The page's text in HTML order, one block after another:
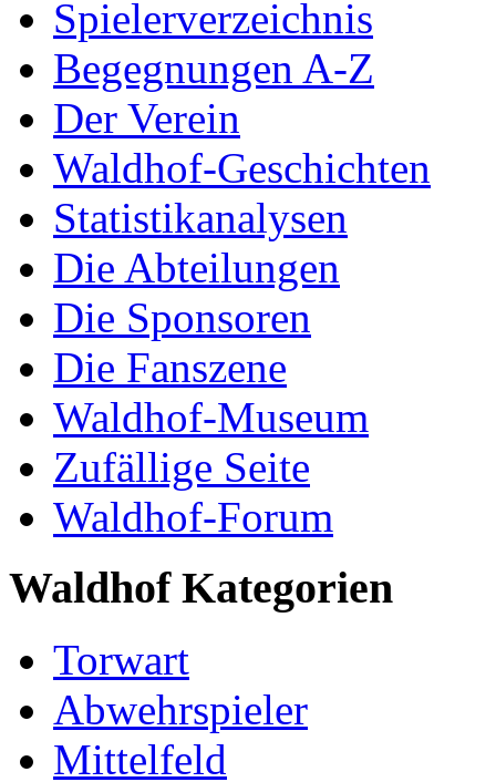
Spielerverzeichnis
Begegnungen A-Z
Der Verein
Waldhof-Geschichten
Statistikanalysen
Die Abteilungen
Die Sponsoren
Die Fanszene
Waldhof-Museum
Zufällige Seite
Waldhof-Forum
Waldhof Kategorien
Torwart
Abwehrspieler
Mittelfeld